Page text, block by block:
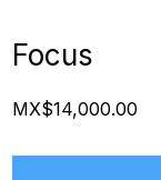
Focus
MX$14,000.00